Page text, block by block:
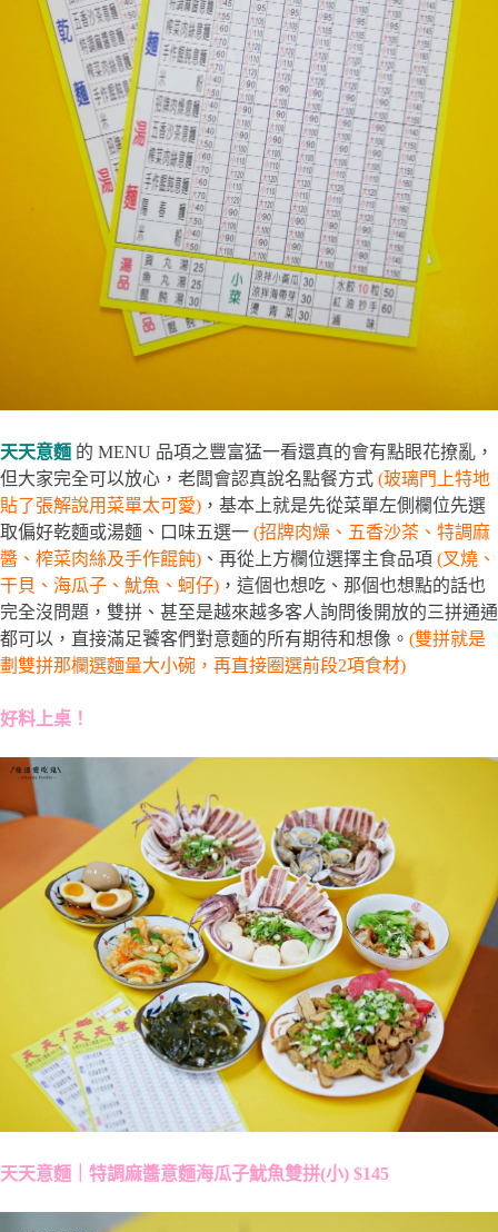
天天意麵 的 MENU 品項之豐富猛一看還真的會有點眼花撩亂，
但大家完全可以放心，老闆會認真說名點餐方式 (玻璃門上特地
貼了張解說用菜單太可愛) ，基本上就是先從菜單左側欄位先選
取偏好乾麵或湯麵、口味五選一 (招牌肉燥、五香沙茶、特調麻
醬、榨菜肉絲及手作餛飩) 、再從上方欄位選擇主食品項 (叉燒、
干貝、海瓜子、魷魚、蚵仔) ，這個也想吃、那個也想點的話也
完全沒問題，雙拼、甚至是越來越多客人詢問後開放的三拼通通
都可以，直接滿足饕客們對意麵的所有期待和想像。 (雙拼就是
劃雙拼那欄選麵量大小碗，再直接圈選前段2項食材)
好料上桌！
天天意麵｜特調麻醬意麵海瓜子魷魚雙拼(小) $145